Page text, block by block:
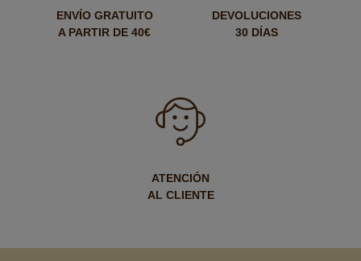
ENVÍO GRATUITO
A PARTIR DE 40€
DEVOLUCIONES
30 DÍAS
ATENCIÓN
AL CLIENTE